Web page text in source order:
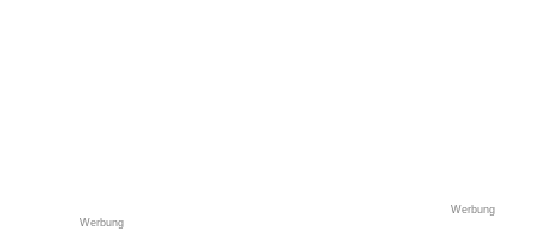
Werbung
Werbung